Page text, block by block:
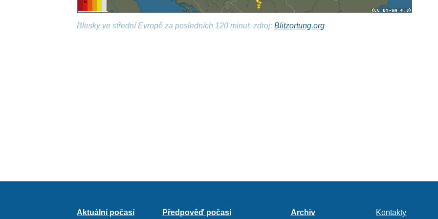
Blesky ve střední Evropě za posledních 120 minut, zdroj:Blitzortung.org
Aktuální počasí Předpověď počasí Archiv Kontakty